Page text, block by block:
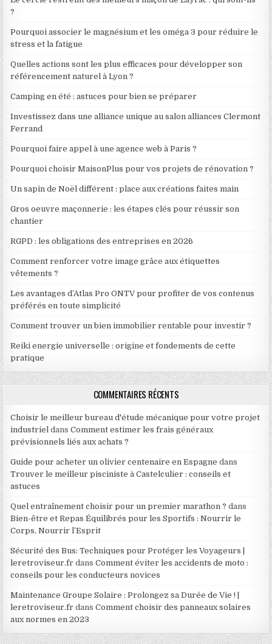
?
Pourquoi associer le magnésium et les oméga 3 pour réduire le
stress et la fatigue
Quelles actions sont les plus efficaces pour développer son
référencement naturel à Lyon ?
Camping en été : astuces pour bien se préparer
Investissez dans une alliance unique au salon alliances Clermont
Ferrand
Pourquoi faire appel à une agence web à Paris ?
Pourquoi choisir MaisonPlus pour vos projets de rénovation ?
Un sapin de Noël différent : place aux créations faites main
Gros oeuvre maçonnerie : les étapes clés pour réussir son
chantier
RGPD : les obligations des entreprises en 2026
Comment renforcer votre image grâce aux étiquettes
vêtements ?
Les avantages d’Atlas Pro ONTV pour profiter de vos contenus
préférés en toute simplicité
Comment trouver un bien immobilier rentable pour investir ?
Reiki energie universelle : origine et fondements de cette
pratique
COMMENTAIRES RÉCENTS
Choisir le meilleur bureau d'étude mécanique pour votre projet
industriel dansComment estimer les frais généraux
prévisionnels liés aux achats ?
Guide pour acheter un olivier centenaire en Espagne dans
Trouver le meilleur pisciniste à Castelculier : conseils et
astuces
Quel entraînement choisir pour un premier marathon ? dans
Bien-être et Repas Équilibrés pour les Sportifs : Nourrir le
Corps, Nourrir l’Esprit
Sécurité des Bus: Techniques pour Protéger les Voyageurs |
leretroviseur.fr dansComment éviter les accidents de moto :
conseils pour les conducteurs novices
Maintenance Groupe Solaire : Prolongez sa Durée de Vie ! |
leretroviseur.fr dansComment choisir des panneaux solaires
aux normes en 2023